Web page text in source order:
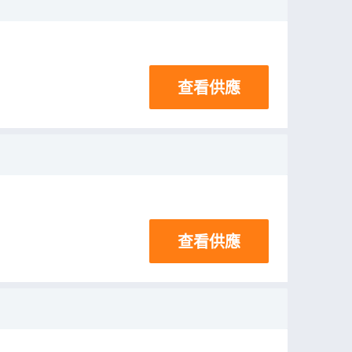
查看供應
查看供應